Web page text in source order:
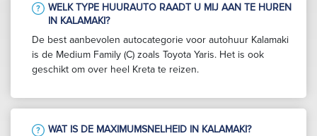
WELK TYPE HUURAUTO RAADT U MIJ AAN TE HUREN
IN KALAMAKI?
De best aanbevolen autocategorie voor autohuur Kalamaki
is de Medium Family (C) zoals Toyota Yaris. Het is ook
geschikt om over heel Kreta te reizen.
WAT IS DE MAXIMUMSNELHEID IN KALAMAKI?